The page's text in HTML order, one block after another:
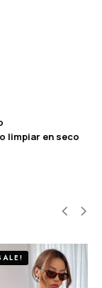
limpiar en seco
SALE!